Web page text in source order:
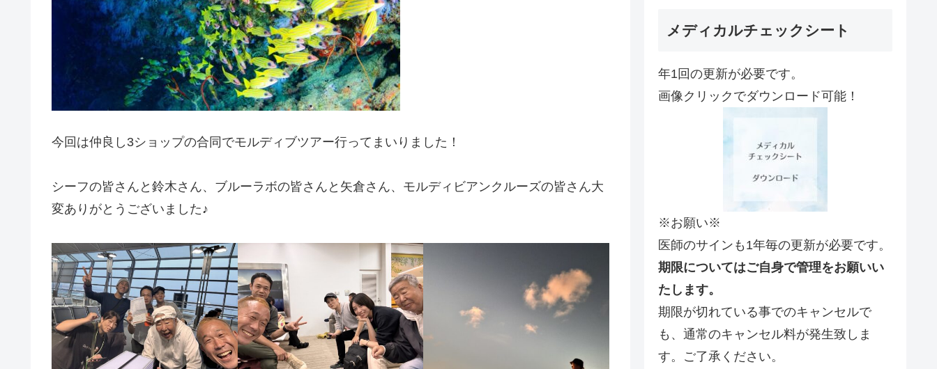
今回は仲良し3ショップの合同でモルディブツアー行ってまいりました！
シーフの皆さんと鈴木さん、ブルーラボの皆さんと矢倉さん、モルディビアンクルーズの皆さん大
変ありがとうございました♪
メディカルチェックシート
年1回の更新が必要です。
画像クリックでダウンロード可能！
※お願い※
医師のサインも1年毎の更新が必要です。
期限についてはご自身で管理をお願いい
たします。
期限が切れている事でのキャンセルで
も、通常のキャンセル料が発生致しま
す。ご了承ください。